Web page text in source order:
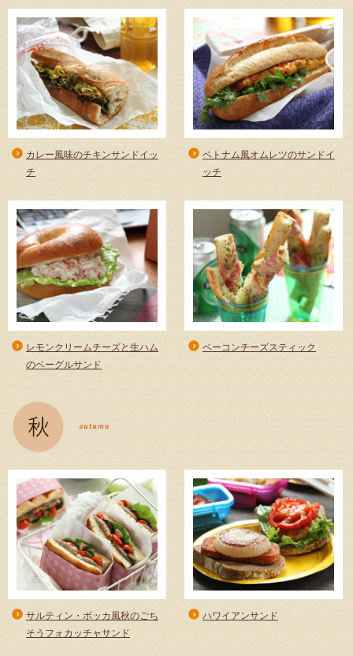
カレー風味のチキンサンドイッ
チ
ベトナム風オムレツのサンドイ
ッチ
レモンクリームチーズと生ハム
のベーグルサンド
ベーコンチーズスティック
サルティン・ボッカ風秋のごち
そうフォカッチャサンド
ハワイアンサンド